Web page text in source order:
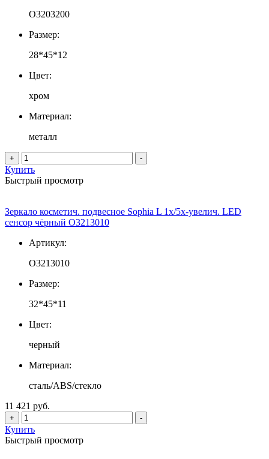
О3203200
Размер:
28*45*12
Цвет:
хром
Материал:
металл
+ -
Купить
Быстрый просмотр
Зеркало косметич. подвесное Sophia L 1х/5х-увелич. LED
сенсор чёрный О3213010
Артикул:
О3213010
Размер:
32*45*11
Цвет:
черный
Материал:
сталь/ABS/стекло
11 421 руб.
+ -
Купить
Быстрый просмотр